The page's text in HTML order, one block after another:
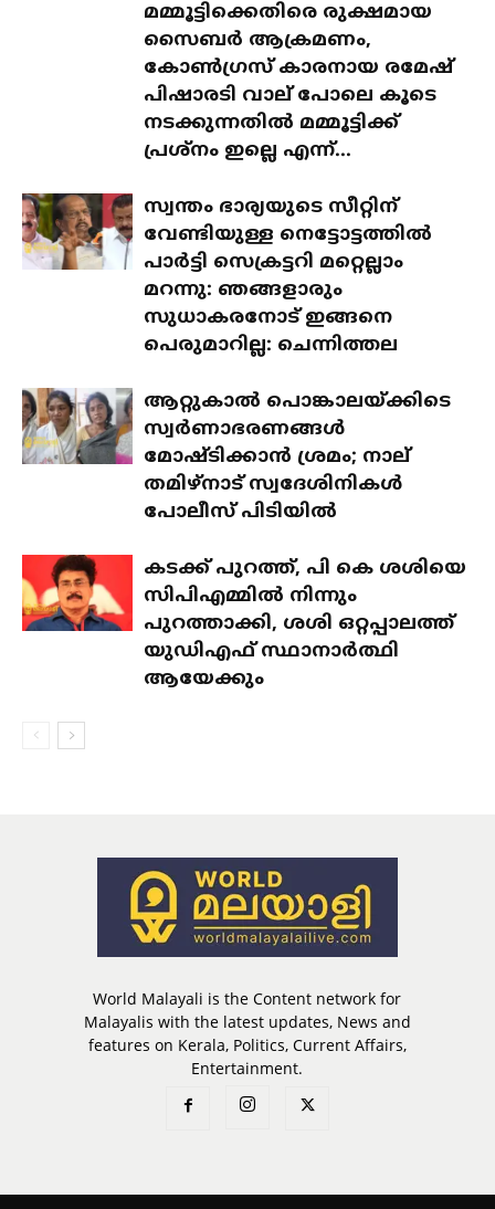
മമ്മൂട്ടിക്കെതിരെ രുക്ഷമായ
സൈബർ ആക്രമണം,
കോൺഗ്രസ് കാരനായ രമേഷ്
പിഷാരടി വാല് പോലെ കൂടെ
നടക്കുന്നതിൽ മമ്മൂട്ടിക്ക്
പ്രശ്‌നം ഇല്ലെ എന്ന്...
സ്വന്തം ഭാര്യയുടെ സീറ്റിന്
വേണ്ടിയുള്ള നെട്ടോട്ടത്തിൽ
പാർട്ടി സെക്രട്ടറി മറ്റെല്ലാം
മറന്നു: ഞങ്ങളാരും
സുധാകരനോട് ഇങ്ങനെ
പെരുമാറില്ല: ചെന്നിത്തല
ആറ്റുകാൽ പൊങ്കാലയ്ക്കിടെ
സ്വർണാഭരണങ്ങൾ
മോഷ്ടിക്കാൻ ശ്രമം; നാല്
തമിഴ്‌നാട് സ്വദേശിനികൾ
പോലീസ് പിടിയിൽ
കടക്ക് പുറത്ത്, പി കെ ശശിയെ
സിപിഎമ്മിൽ നിന്നും
പുറത്താക്കി, ശശി ഒറ്റപ്പാലത്ത്
യുഡിഎഫ് സ്ഥാനാർത്ഥി
ആയേക്കും
World Malayali is the Content network for
Malayalis with the latest updates, News and
features on Kerala, Politics, Current Affairs,
Entertainment.